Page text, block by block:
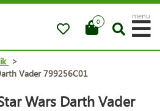
0
menu
>
Vader 799256C01
Wars Darth Vader